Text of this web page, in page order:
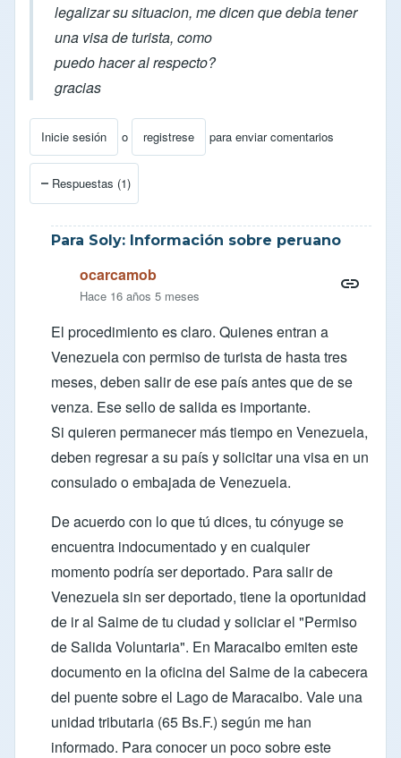
legalizar su situacion, me dicen que debia tener
una visa de turista, como
puedo hacer al respecto?
gracias
Inicie sesión o registrese para enviar comentarios
Respuestas (1)
Para Soly: Información sobre peruano
ocarcamob
Hace 16 años 5 meses
El procedimiento es claro. Quienes entran a
Venezuela con permiso de turista de hasta tres
meses, deben salir de ese país antes que de se
venza. Ese sello de salida es importante.
Si quieren permanecer más tiempo en Venezuela,
deben regresar a su país y solicitar una visa en un
consulado o embajada de Venezuela.
De acuerdo con lo que tú dices, tu cónyuge se
encuentra indocumentado y en cualquier
momento podría ser deportado. Para salir de
Venezuela sin ser deportado, tiene la oportunidad
de ir al Saimede tu ciudad y soliciar el "Permiso
de Salida Voluntaria". En Maracaibo emiten este
documento en la oficina del Saime de la cabecera
del puente sobre el Lago de Maracaibo. Vale una
unidad tributaria (65 Bs.F.) según me han
informado. Para conocer un poco sobre este